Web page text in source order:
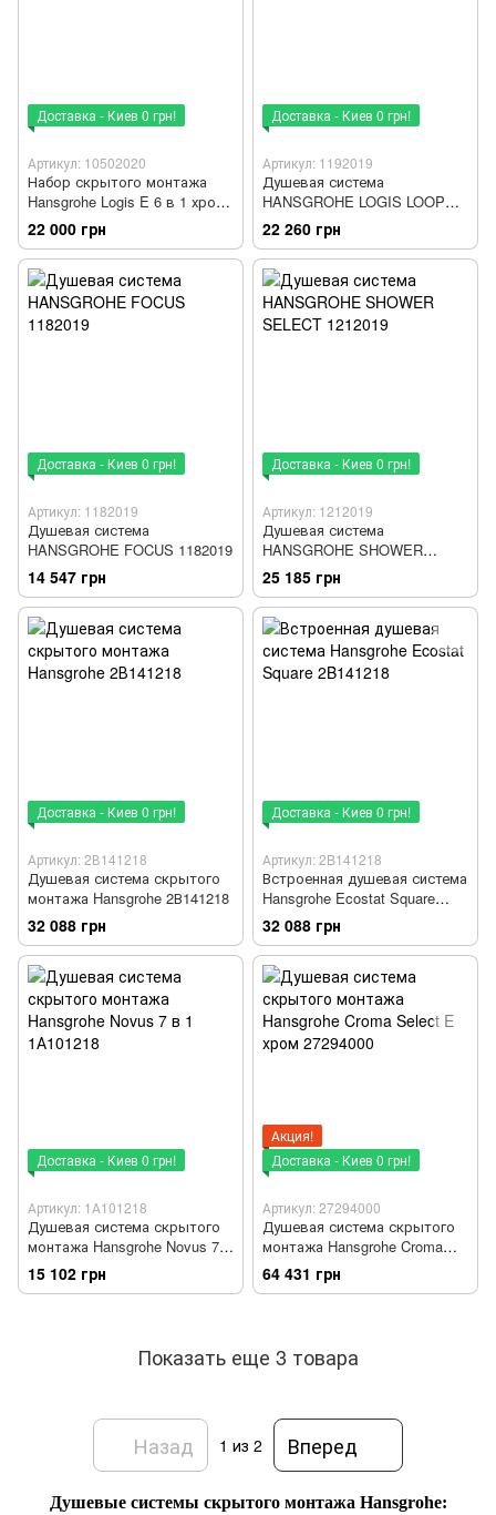
Доставка - Киев 0 грн!
Артикул: 10502020
Набор скрытого монтажа
Hansgrohe Logis E 6 в 1 хром
10502020
22 000 грн
Доставка - Киев 0 грн!
Артикул: 1192019
Душевая система
HANSGROHE LOGIS LOOP
1192019
22 260 грн
Доставка - Киев 0 грн!
Артикул: 1182019
Душевая система
HANSGROHE FOCUS 1182019
14 547 грн
Доставка - Киев 0 грн!
Артикул: 1212019
Душевая система
HANSGROHE SHOWER
SELECT 1212019
25 185 грн
Доставка - Киев 0 грн!
Артикул: 2В141218
Душевая система скрытого
монтажа Hansgrohe 2В141218
32 088 грн
Доставка - Киев 0 грн!
Артикул: 2B141218
Встроенная душевая система
Hansgrohe Ecostat Square
2B141218
32 088 грн
Доставка - Киев 0 грн!
Артикул: 1А101218
Душевая система скрытого
монтажа Hansgrohe Novus 7 в
1 1А101218
15 102 грн
Акция!
Доставка - Киев 0 грн!
Артикул: 27294000
Душевая система скрытого
монтажа Hansgrohe Croma
Select E хром 27294000
64 431 грн
Показать еще 3 товара
Назад 1 из 2 Вперед
Душевые системы скрытого монтажа Hansgrohe: